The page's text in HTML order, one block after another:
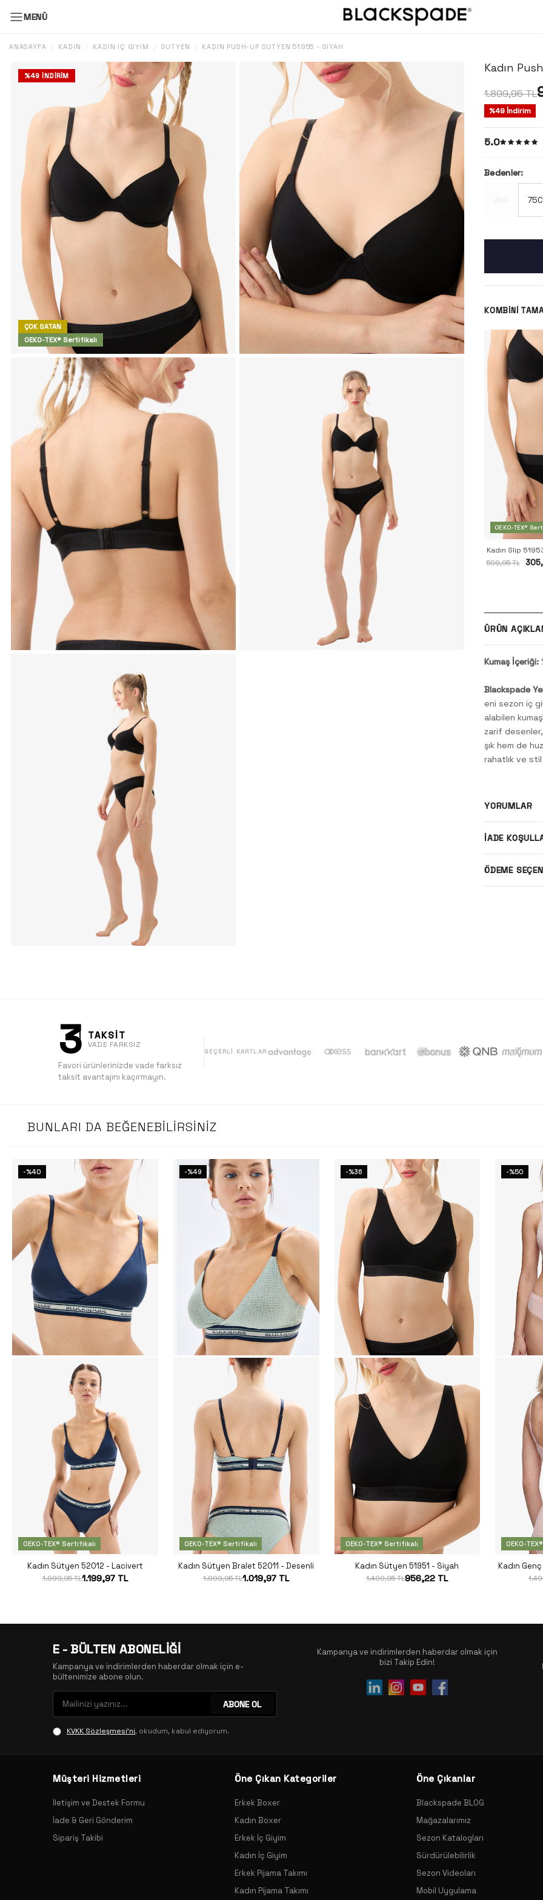
MENÜ
ANASAYFA / KADIN / KADIN İÇ GIYIM / SÜTYEN / KADIN PUSH-UP SÜTYEN 51955 - SIYAH
%49 İNDIRIM
ÇOK SATAN
OEKO-TEX® Sertifikalı
Kadın
1.899,95TL
%49 İndirim
5.0
Bedenler:
75C
KOMBINI
-%49
OEKO-TEX®
Kadın Slip
599,95 TL
ÜRÜN
Kumaş İçeriği:
Blackspade
eni sezon iç
alabilen
zarif
şık hem de
rahatlık ve
YORUMLAR
İADE
ÖDEME
3 TAKSİT
VADE FARKSIZ
Favori ürünlerinizde vade farksız
taksit avantajını kaçırmayın.
GEÇERLI KARTLAR
BUNLARI DA BEĞENEBILIRSINIZ
-%40
OEKO-TEX® Sertifikalı
Kadın Sütyen 52012 - Lacivert
1.999,95 TL1.199,97 TL
-%49
OEKO-TEX® Sertifikalı
Kadın Sütyen Bralet 52011 - Desenli
1.999,95 TL1.019,97 TL
-%36
OEKO-TEX® Sertifikalı
Kadın Sütyen 51951 - Siyah
1.499,95 TL956,22 TL
-%50
OEKO-
Kadın
E - BÜLTEN ABONELİĞİ
Kampanya ve indirimlerden haberdar olmak için e-
bültenimize abone olun.
ABONE OL
KVKK Sözleşmesi'ni, okudum, kabul ediyorum.
Kampanya ve indirimlerden haberdar olmak için
bizi Takip Edin!
Müşteri Hizmetleri
İletişim ve Destek Formu
İade & Geri Gönderim
Sipariş Takibi
Öne Çıkan Kategoriler
Erkek Boxer
Kadın Boxer
Erkek İç Giyim
Kadın İç Giyim
Erkek Pijama Takımı
Kadın Pijama Takımı
Öne Çıkanlar
Blackspade BLOG
Mağazalarımız
Sezon Katalogları
Sürdürülebilirlik
Sezon Videoları
Mobil Uygulama